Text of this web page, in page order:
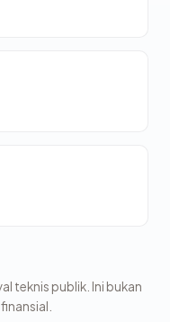
teknis publik. Ini bukan